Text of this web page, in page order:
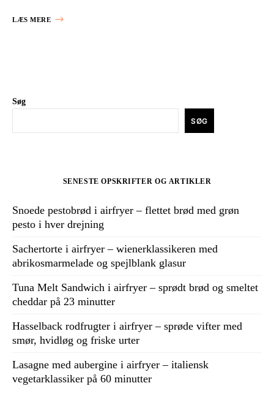
LÆS MERE
Søg
SØG
SENESTE OPSKRIFTER OG ARTIKLER
Snoede pestobrød i airfryer – flettet brød med grøn
pesto i hver drejning
Sachertorte i airfryer – wienerklassikeren med
abrikosmarmelade og spejlblank glasur
Tuna Melt Sandwich i airfryer – sprødt brød og smeltet
cheddar på 23 minutter
Hasselback rodfrugter i airfryer – sprøde vifter med
smør, hvidløg og friske urter
Lasagne med aubergine i airfryer – italiensk
vegetarklassiker på 60 minutter